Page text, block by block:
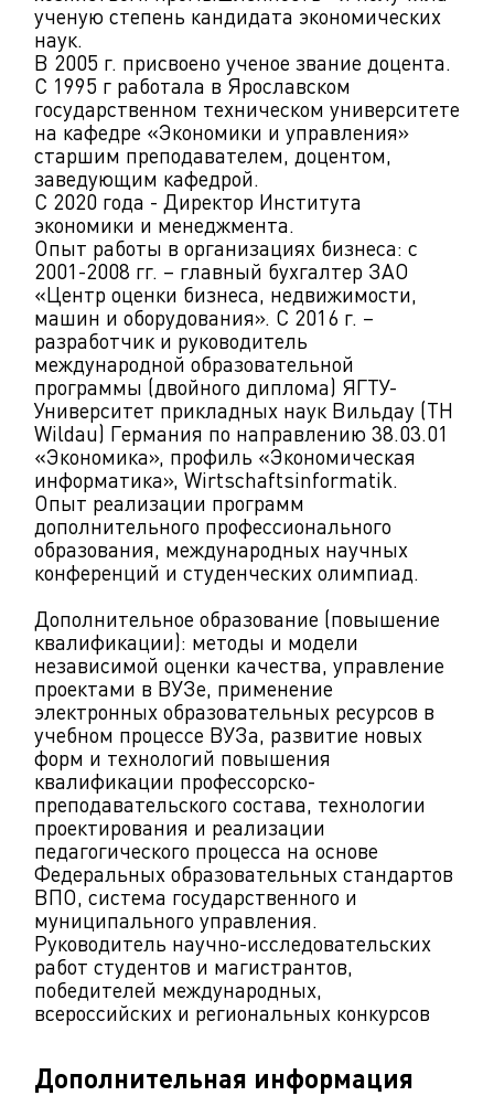
ученую степень кандидата экономических
наук.
В 2005 г. присвоено ученое звание доцента.
С 1995 г работала в Ярославском
государственном техническом университете
на кафедре «Экономики и управления»
старшим преподавателем, доцентом,
заведующим кафедрой.
С 2020 года - Директор Института
экономики и менеджмента.
Опыт работы в организациях бизнеса: с
2001-2008 гг. – главный бухгалтер ЗАО
«Центр оценки бизнеса, недвижимости,
машин и оборудования». С 2016 г. –
разработчик и руководитель
международной образовательной
программы (двойного диплома) ЯГТУ-
Университет прикладных наук Вильдау (TH
Wildau) Германия по направлению 38.03.01
«Экономика», профиль «Экономическая
информатика», Wirtschaftsinformatik.
Опыт реализации программ
дополнительного профессионального
образования, международных научных
конференций и студенческих олимпиад.
Дополнительное образование (повышение
квалификации): методы и модели
независимой оценки качества, управление
проектами в ВУЗе, применение
электронных образовательных ресурсов в
учебном процессе ВУЗа, развитие новых
форм и технологий повышения
квалификации профессорско-
преподавательского состава, технологии
проектирования и реализации
педагогического процесса на основе
Федеральных образовательных стандартов
ВПО, система государственного и
муниципального управления.
Руководитель научно-исследовательских
работ студентов и магистрантов,
победителей международных,
всероссийских и региональных конкурсов
Дополнительная информация